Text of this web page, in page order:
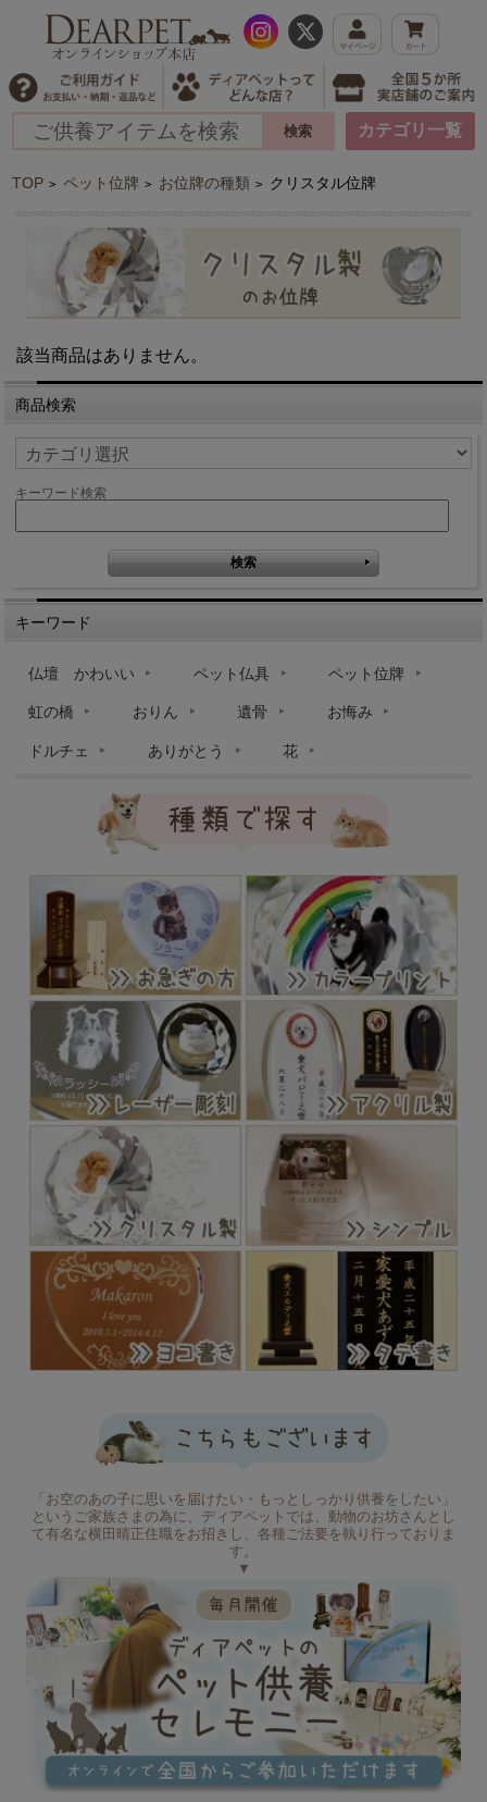
カテゴリ一覧
TOP > ペット位牌 > お位牌の種類 > クリスタル位牌
該当商品はありません。
商品検索
キーワード検索
キーワード
仏壇 かわいい ペット仏具 ペット位牌
虹の橋 おりん 遺骨 お悔み
ドルチェ ありがとう 花
「お空のあの子に思いを届けたい・もっとしっかり供養をしたい」
というご家族さまの為に、ディアペットでは、動物のお坊さんとし
て有名な横田晴正住職をお招きし、各種ご法要を執り行っておりま
す。
▼